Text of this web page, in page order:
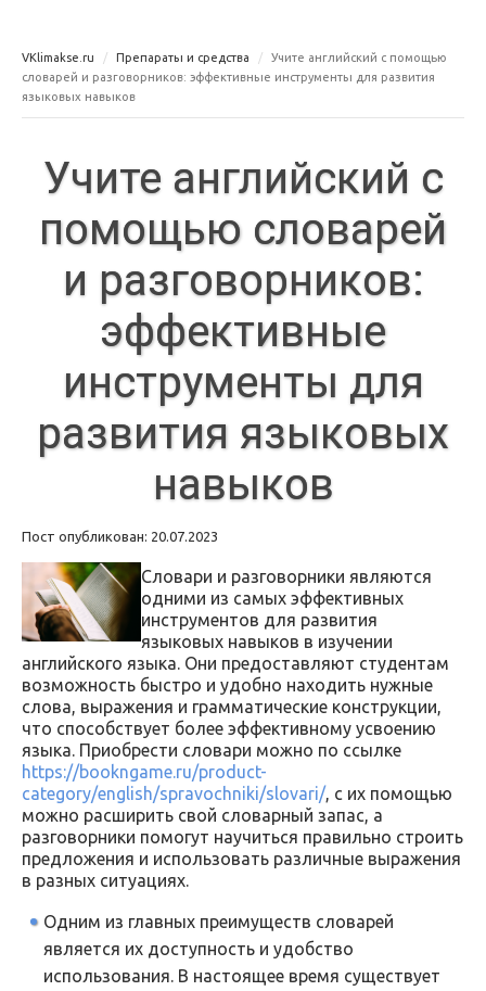
VKlimakse.ru Препараты и средства
Учите английский с помощью
словарей и разговорников: эффективные инструменты для развития
языковых навыков
Учите английский с
помощью словарей
и разговорников:
эффективные
инструменты для
развития языковых
навыков
Пост опубликован: 20.07.2023
Словари и разговорники являются
одними из самых эффективных
инструментов для развития
языковых навыков в изучении
английского языка. Они предоставляют студентам
возможность быстро и удобно находить нужные
слова, выражения и грамматические конструкции,
что способствует более эффективному усвоению
языка. Приобрести словари можно по ссылке
https://bookngame.ru/product-
category/english/spravochniki/slovari/, с их помощью
можно расширить свой словарный запас, а
разговорники помогут научиться правильно строить
предложения и использовать различные выражения
в разных ситуациях.
Одним из главных преимуществ словарей
является их доступность и удобство
использования. В настоящее время существует